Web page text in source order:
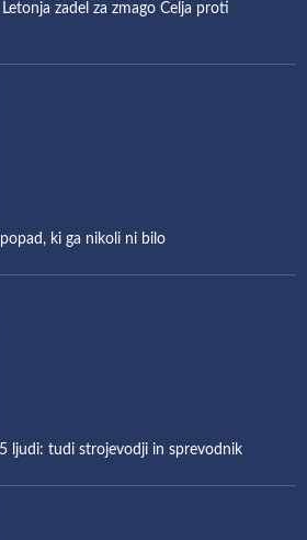
zadel za zmago Celja proti
ki ga nikoli ni bilo
ljudi: tudi strojevodji in sprevodnik